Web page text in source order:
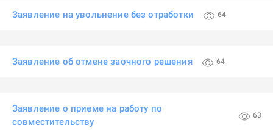
Заявление на увольнение без отработки 64
Заявление об отмене заочного решения 64
Заявление о приеме на работу по
совместительству
63